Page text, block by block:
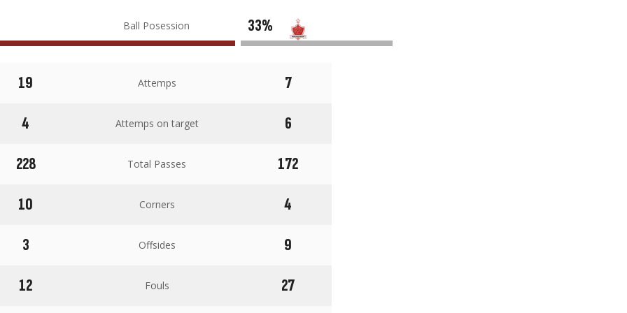
Ball Posession 33%
19 Attemps
7
4
Attemps on target
6
228
Total Passes
172
10
Corners
4
3
Offsides
9
12
Fouls 27